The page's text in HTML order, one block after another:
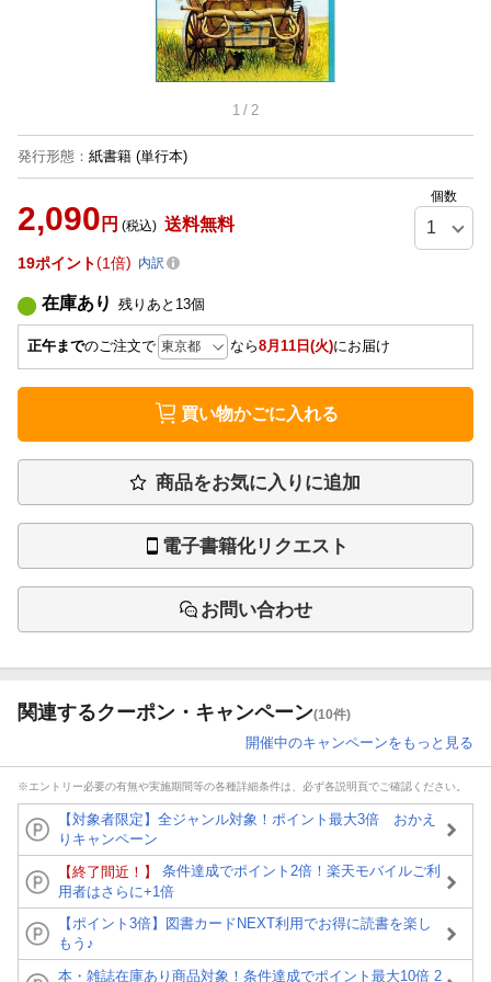
1 / 2
発行形態 ： 紙書籍 (単行本)
2,090 円 (税込) 送料無料
個数
19ポイント 1倍 内訳
在庫あり 残りあと 13個
正午までのご注文で なら8月11日(火)にお届け
買い物かごに入れる
商品をお気に入りに追加
電子書籍化リクエスト
お問い合わせ
関連するクーポン・キャンペーン(10件)
開催中のキャンペーンをもっと見る
※エントリー必要の有無や実施期間等の各種詳細条件は、必ず各説明頁でご確認ください。
【対象者限定】全ジャンル対象！ポイント最大3倍 おかえ
りキャンペーン
【終了間近！】
条件達成でポイント2倍！楽天モバイルご利
用者はさらに+1倍
【ポイント3倍】図書カードNEXT利用でお得に読書を楽し
もう♪
本・雑誌在庫あり商品対象！条件達成でポイント最大10倍 2